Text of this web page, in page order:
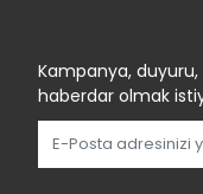
Kampanya,
haberdar olmak